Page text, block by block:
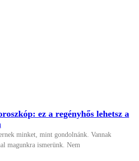
ez a regényhős lehetsz a
minket, mint gondolnánk. Vannak
magunkra ismerünk. Nem